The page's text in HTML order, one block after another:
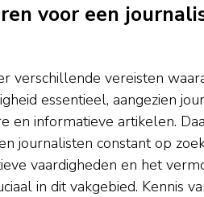
voor een
verschillende vereisten
essentieel, aangezien
informatieve artikelen.
journalisten constant op
vaardigheden en het
in dit vakgebied. Kennis